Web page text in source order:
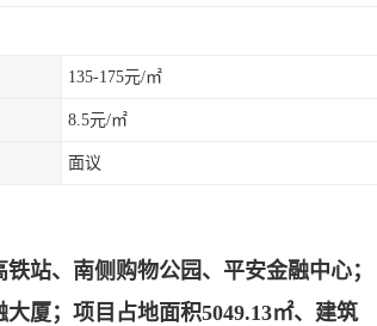
135-175元/㎡
8.5元/㎡
面议
站、南侧购物公园、平安金融中心；
大厦；项目占地面积5049.13㎡、建筑